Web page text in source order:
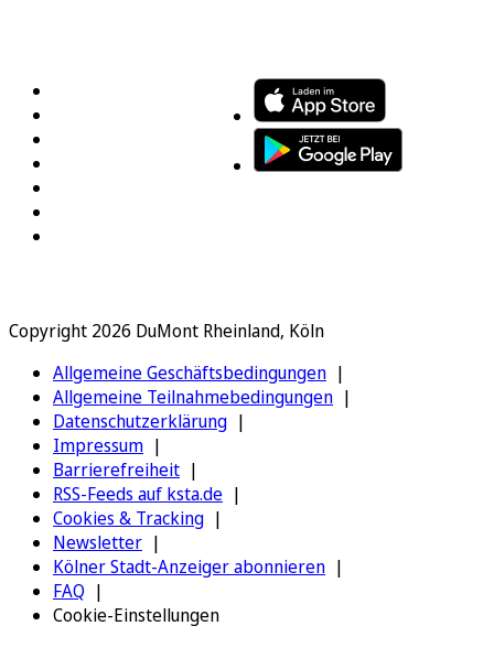
Copyright 2026 DuMont Rheinland, Köln
Allgemeine Geschäftsbedingungen
Allgemeine Teilnahmebedingungen
Datenschutzerklärung
Impressum
Barrierefreiheit
RSS-Feeds auf ksta.de
Cookies & Tracking
Newsletter
Kölner Stadt-Anzeiger abonnieren
FAQ
Cookie-Einstellungen